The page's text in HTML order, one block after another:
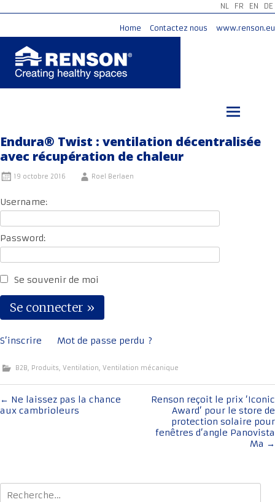
NL FR EN DE
Home Contactez nous www.renson.eu
Endura® Twist : ventilation décentralisée
avec récupération de chaleur
19 octobre 2016 Roel Berlaen
Username:
Password:
Se souvenir de moi
S’inscrire Mot de passe perdu ?
B2B, Produits, Ventilation, Ventilation mécanique
Navigation
de
← Ne laissez pas la chance
aux cambrioleurs
Renson reçoit le prix ‘Iconic
Award’ pour le store de
protection solaire pour
fenêtres d’angle Panovista
Ma →
Rechercher :